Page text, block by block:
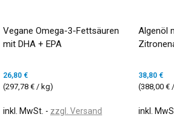
Vegane Omega-3-Fettsäuren
mit DHA + EPA
26,80 €
(297,78 € / kg)
inkl. MwSt. zzgl. Versand
Algenöl
38,80 €
(388,00 €
inkl.